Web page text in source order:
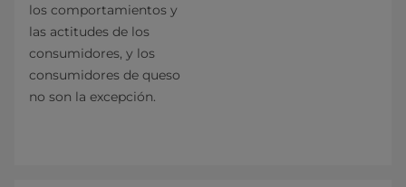
los comportamientos y
las actitudes de los
consumidores, y los
consumidores de queso
no son la excepción.